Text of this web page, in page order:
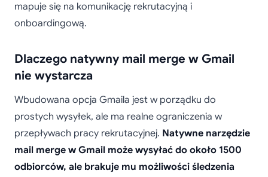
mapuje się na komunikację rekrutacyjną i
onboardingową.
Dlaczego natywny mail merge w Gmail
nie wystarcza
Wbudowana opcja Gmaila jest w porządku do
prostych wysyłek, ale ma realne ograniczenia w
przepływach pracy rekrutacyjnej. Natywne narzędzie
mail merge w Gmail może wysyłać do około 1500
odbiorców, ale brakuje mu możliwości śledzenia